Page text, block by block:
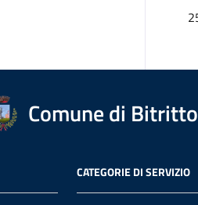
Comune di Bitritto
CATEGORIE DI SERVIZIO